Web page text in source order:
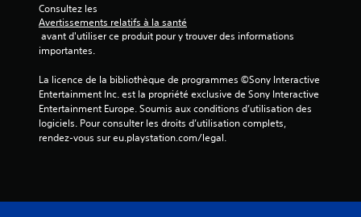
Consultez les
Avertissements relatifs à la santé
importantes.
La licence de la bibliothèque de programmes ©Sony Interactive
Entertainment Inc. est la propriété exclusive de Sony Interactive
Entertainment Europe. Soumis aux conditions d’utilisation des
logiciels. Pour consulter les droits d’utilisation complets,
rendez-vous sur eu.playstation.com/legal.